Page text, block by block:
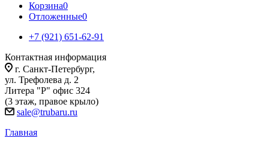
Корзина0
Отложенные0
+7 (921) 651-62-91
Контактная информация
г. Санкт-Петербург,
ул. Трефолева д. 2
Литера "Р" офис 324
(3 этаж, правое крыло)
sale@trubaru.ru
Главная